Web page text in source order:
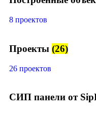
8 проектов
Проекты (26)
26 проектов
СИП панели от